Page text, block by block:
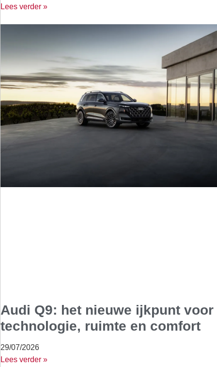
Lees verder »
Audi Q9: het nieuwe ijkpunt voor
technologie, ruimte en comfort
29/07/2026
Lees verder »